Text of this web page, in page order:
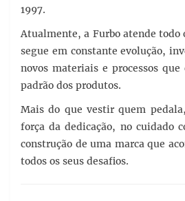
1997.
Atualmente, a Furbo atende
segue em constante evolução,
novos materiais e processos
padrão dos produtos.
Mais do que vestir quem
força da dedicação, no cuidado
construção de uma marca que
todos os seus desafios.